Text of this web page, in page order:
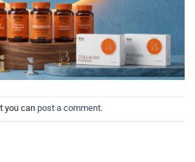
you can post a comment.